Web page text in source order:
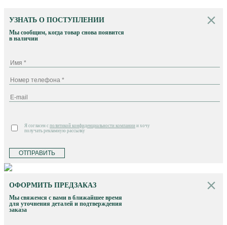
УЗНАТЬ О ПОСТУПЛЕНИИ
Мы сообщим, когда товар снова появится
в наличии
Я согласен с политикой конфиденциальности компании и хочу
получать рекламную рассылку
ОТПРАВИТЬ
ОФОРМИТЬ ПРЕДЗАКАЗ
Мы свяжемся с вами в ближайшее время
для уточнения деталей и подтверждения
заказа